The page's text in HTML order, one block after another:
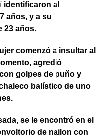
identificaron al
años, y a su
23 años.
comenzó a insultar al
agredió
golpes de puño y
balístico de uno
se le encontró en el
de nailon con